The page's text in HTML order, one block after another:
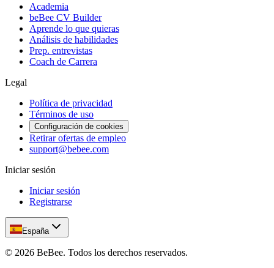
Academia
beBee CV Builder
Aprende lo que quieras
Análisis de habilidades
Prep. entrevistas
Coach de Carrera
Legal
Política de privacidad
Términos de uso
Configuración de cookies
Retirar ofertas de empleo
support@bebee.com
Iniciar sesión
Iniciar sesión
Registrarse
España
© 2026 BeBee. Todos los derechos reservados.